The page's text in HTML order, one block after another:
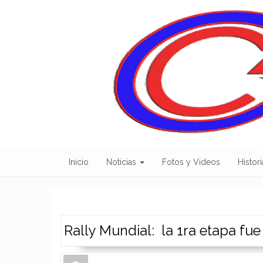
Inicio Noticias Fotos y Videos
Rally Mundial: la 1ra etapa
Author